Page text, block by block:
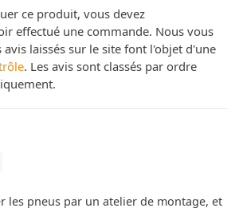
ce produit, vous devez
effectué une commande. Nous vous
laissés sur le site font l'objet d'une
. Les avis sont classés par ordre
les pneus par un atelier de montage, et